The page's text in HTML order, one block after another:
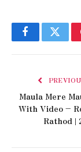
Facebook
Maula Mere
With Video –
Rathod |